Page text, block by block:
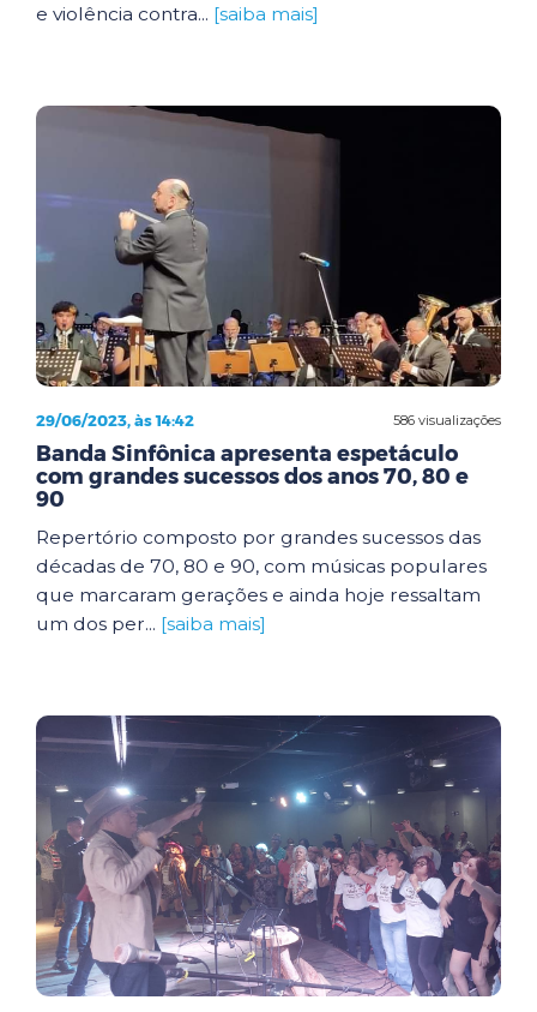
e violência contra... [saiba mais]
586 visualizações
29/06/2023, às 14:42
Banda Sinfônica apresenta espetáculo
com grandes sucessos dos anos 70, 80 e
90
Repertório composto por grandes sucessos das
décadas de 70, 80 e 90, com músicas populares
que marcaram gerações e ainda hoje ressaltam
um dos per... [saiba mais]